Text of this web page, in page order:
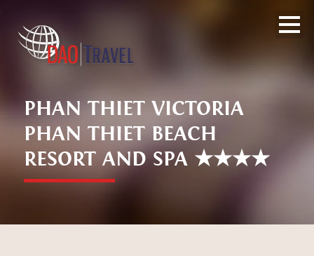
PHAN THIET VICTORIA
PHAN THIET BEACH
RESORT AND SPA ★★★★